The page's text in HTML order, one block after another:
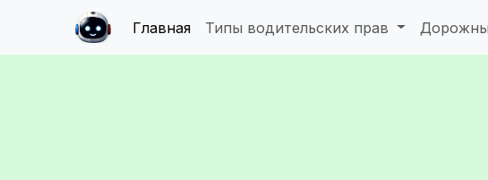
Главная Типы водительских прав